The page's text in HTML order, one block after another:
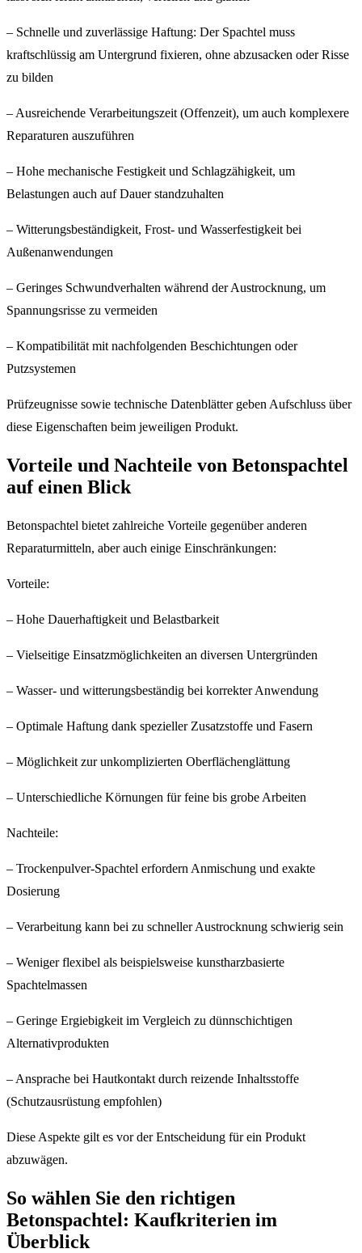
– Schnelle und zuverlässige Haftung: Der Spachtel muss
kraftschlüssig am Untergrund fixieren, ohne abzusacken oder Risse
zu bilden
– Ausreichende Verarbeitungszeit (Offenzeit), um auch komplexere
Reparaturen auszuführen
– Hohe mechanische Festigkeit und Schlagzähigkeit, um
Belastungen auch auf Dauer standzuhalten
– Witterungsbeständigkeit, Frost- und Wasserfestigkeit bei
Außenanwendungen
– Geringes Schwundverhalten während der Austrocknung, um
Spannungsrisse zu vermeiden
– Kompatibilität mit nachfolgenden Beschichtungen oder
Putzsystemen
Prüfzeugnisse sowie technische Datenblätter geben Aufschluss über
diese Eigenschaften beim jeweiligen Produkt.
Vorteile und Nachteile von Betonspachtel
auf einen Blick
Betonspachtel bietet zahlreiche Vorteile gegenüber anderen
Reparaturmitteln, aber auch einige Einschränkungen:
Vorteile:
– Hohe Dauerhaftigkeit und Belastbarkeit
– Vielseitige Einsatzmöglichkeiten an diversen Untergründen
– Wasser- und witterungsbeständig bei korrekter Anwendung
– Optimale Haftung dank spezieller Zusatzstoffe und Fasern
– Möglichkeit zur unkomplizierten Oberflächenglättung
– Unterschiedliche Körnungen für feine bis grobe Arbeiten
Nachteile:
– Trockenpulver-Spachtel erfordern Anmischung und exakte
Dosierung
– Verarbeitung kann bei zu schneller Austrocknung schwierig sein
– Weniger flexibel als beispielsweise kunstharzbasierte
Spachtelmassen
– Geringe Ergiebigkeit im Vergleich zu dünnschichtigen
Alternativprodukten
– Ansprache bei Hautkontakt durch reizende Inhaltsstoffe
(Schutzausrüstung empfohlen)
Diese Aspekte gilt es vor der Entscheidung für ein Produkt
abzuwägen.
So wählen Sie den richtigen
Betonspachtel: Kaufkriterien im
Überblick